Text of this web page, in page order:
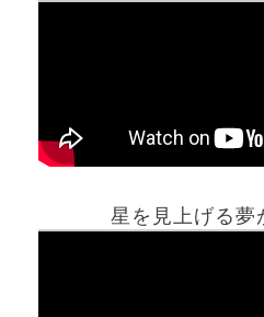
星を見上げる夢